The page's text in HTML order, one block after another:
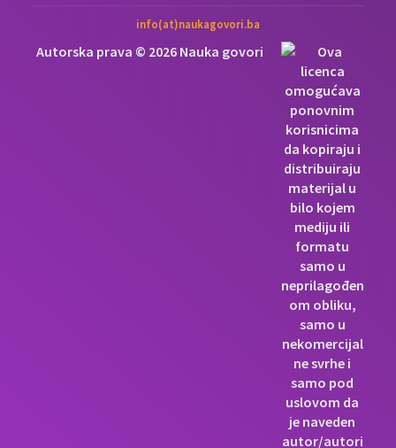
info(at)naukagovori.ba
Autorska prava © 2026 Nauka govori